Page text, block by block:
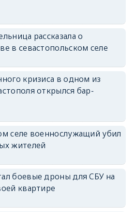
erid: 2SDnjdvhGXG
рассказала о
в севастопольском селе
кризиса в одном из
открылся бар-
селе военнослужащий убил
жителей
боевые дроны для СБУ на
квартире